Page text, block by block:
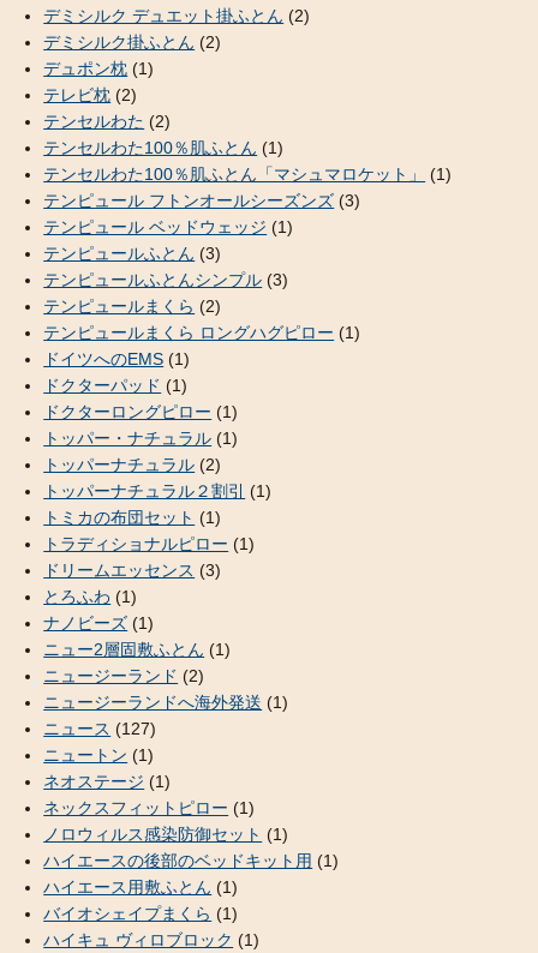
デミシルク デュエット掛ふとん (2)
デミシルク掛ふとん (2)
デュポン枕 (1)
テレビ枕 (2)
テンセルわた (2)
テンセルわた100％肌ふとん (1)
テンセルわた100％肌ふとん「マシュマロケット」
(1)
テンピュール フトンオールシーズンズ (3)
テンピュール ベッドウェッジ (1)
テンピュールふとん (3)
テンピュールふとんシンプル (3)
テンピュールまくら (2)
テンピュールまくら ロングハグピロー (1)
ドイツへのEMS (1)
ドクターパッド (1)
ドクターロングピロー (1)
トッパー・ナチュラル (1)
トッパーナチュラル (2)
トッパーナチュラル２割引 (1)
トミカの布団セット (1)
トラディショナルピロー (1)
ドリームエッセンス (3)
とろふわ (1)
ナノビーズ (1)
ニュー2層固敷ふとん (1)
ニュージーランド (2)
ニュージーランドへ海外発送 (1)
ニュース (127)
ニュートン (1)
ネオステージ (1)
ネックスフィットピロー (1)
ノロウィルス感染防御セット (1)
ハイエースの後部のベッドキット用 (1)
ハイエース用敷ふとん (1)
バイオシェイプまくら (1)
ハイキュ ヴィロブロック (1)